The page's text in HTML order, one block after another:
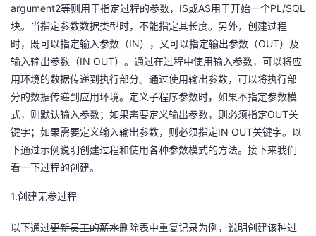
argument2等则用于指定过程的参数， IS或AS用于开始一个PL/SQL
块。当指定参数数据类型时，不能指定其长度。另外，创建过程
时，既可以指定输入参数（IN），又可以指定输出参数（OUT）及
输入输出参数（IN OUT）。通过在过程中使用输入参数，可以将应
用环境的数据传递到执行部分。通过使用输出参数，可以将执行部
分的数据传递到应用环境。定义子程序参数时，如果不指定参数模
式，则默认输入参数；如果需要定义输出参数，则必须指定OUT关
键字；如果需要定义输入输出参数，则必须指定IN OUT关键字。以
下通过示例说明创建过程和使用各种参数模式的方法。接下来我们
看一下过程的创建。
1.创建无参过程
以下通过更新员工的薪水删除表中重复记录为例，说明创建该种过